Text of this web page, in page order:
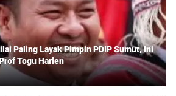
Paling Layak Pimpin PDIP Sumut, Ini
Togu Harlen